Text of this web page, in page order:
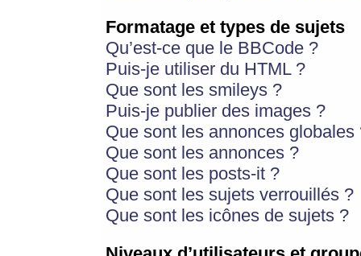
Formatage et types de sujets
Qu’est-ce que le BBCode ?
Puis-je utiliser du HTML ?
Que sont les smileys ?
Puis-je publier des images ?
Que sont les annonces globales
Que sont les annonces ?
Que sont les posts-it ?
Que sont les sujets verrouillés ?
Que sont les icônes de sujets ?